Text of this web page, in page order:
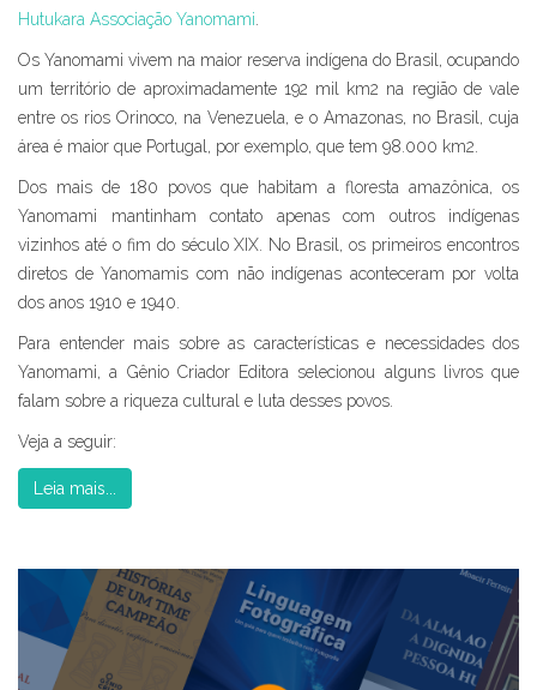
Hutukara Associação Yanomami.
Os Yanomami vivem na maior reserva indígena do Brasil, ocupando
um território de aproximadamente 192 mil km2 na região de vale
entre os rios Orinoco, na Venezuela, e o Amazonas, no Brasil, cuja
área é maior que Portugal, por exemplo, que tem 98.000 km2.
Dos mais de 180 povos que habitam a floresta amazônica, os
Yanomami mantinham contato apenas com outros indígenas
vizinhos até o fim do século XIX. No Brasil, os primeiros encontros
diretos de Yanomamis com não indígenas aconteceram por volta
dos anos 1910 e 1940.
Para entender mais sobre as características e necessidades dos
Yanomami, a Gênio Criador Editora selecionou alguns livros que
falam sobre a riqueza cultural e luta desses povos.
Veja a seguir:
Leia mais...